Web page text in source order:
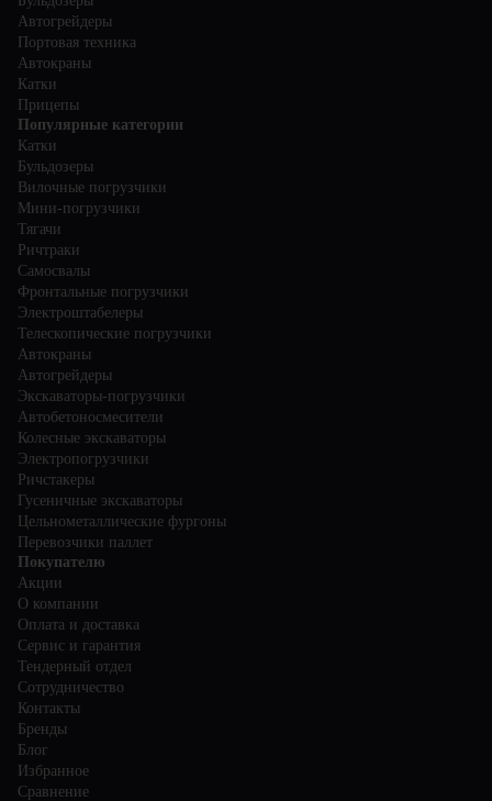
Автогрейдеры
Портовая техника
Автокраны
Катки
Прицепы
Популярные категории
Катки
Бульдозеры
Вилочные погрузчики
Мини-погрузчики
Тягачи
Ричтраки
Самосвалы
Фронтальные погрузчики
Электроштабелеры
Телескопические погрузчики
Автокраны
Автогрейдеры
Экскаваторы-погрузчики
Автобетоносмесители
Колесные экскаваторы
Электропогрузчики
Ричстакеры
Гусеничные экскаваторы
Цельнометаллические фургоны
Перевозчики паллет
Покупателю
Акции
О компании
Оплата и доставка
Сервис и гарантия
Тендерный отдел
Сотрудничество
Контакты
Бренды
Блог
Избранное
Сравнение